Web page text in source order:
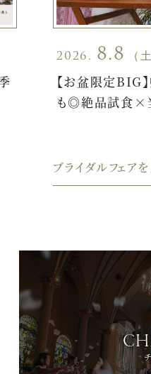
2026. 8.8
（
【お盆限定BIG
も◎絶品試食×
ブライダルフェア